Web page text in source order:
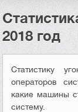
2018 год
Статистику
операторов
какие машины
систему.